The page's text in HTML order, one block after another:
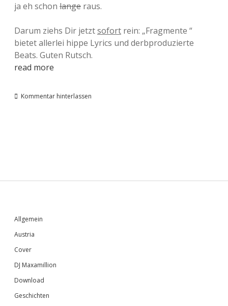
ja eh schon lange raus.
Darum ziehs Dir jetztsofort rein: „Fragmente “
bietet allerlei hippe Lyrics und derbproduzierte
Beats. Guten Rutsch.
read more
Kommentar hinterlassen
Sidebar
Allgemein
Austria
Cover
DJ Maxamillion
Download
Geschichten